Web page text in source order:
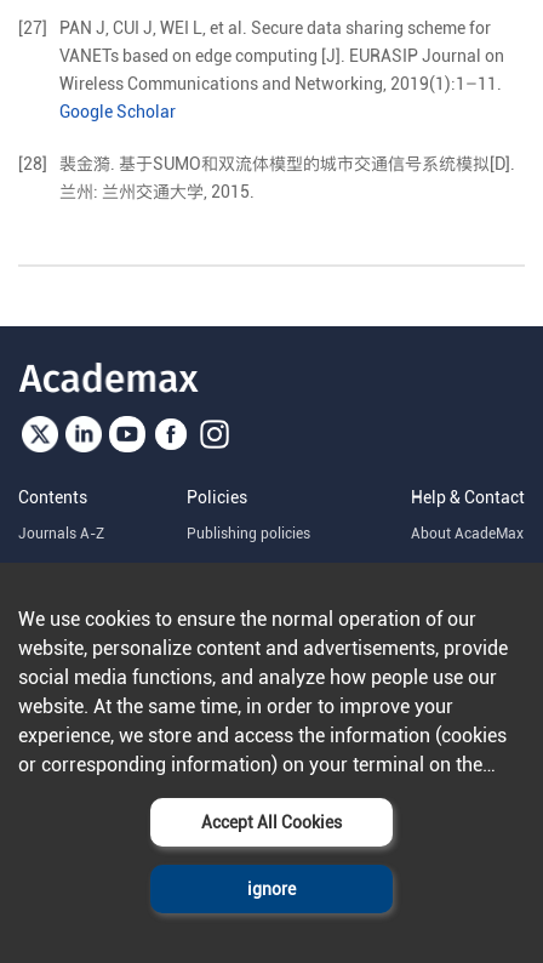
[27] PAN J CUI J WEI et al
Secure data sharing scheme for
VANETs based on edge computing [J].
EURASIP Journal on
Wireless Communications and Networking, 2019(1):1 –11
Google Scholar
[28]
裴金漪. 基于SUMO和双流体模型的城市交通信号系统模拟[D].
兰州: 兰州交通大学, 2015.
Contents
Journals A-Z
Policies
Publishing policies
Terms and Conditions
Help & Contact
About AcadeMax
Sitemap
Copyright © 2025 Zhejiang University Press ltd
14002560号-12
We use cookies to ensure the normal operation of our
website, personalize content and advertisements, provide
social media functions, and analyze how people use our
website. At the same time, in order to improve your
experience, we store and access the information (cookies
or corresponding information) on your terminal on the
condition that you agree to all our websites and
applications.Further information can be found in our
Accept All Cookies
ignore